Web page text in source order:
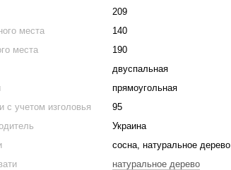
209
места
140
места
190
двуспальная
прямоугольная
с учетом изголовья
95
Украина
сосна, натуральное дерево
натуральное дерево